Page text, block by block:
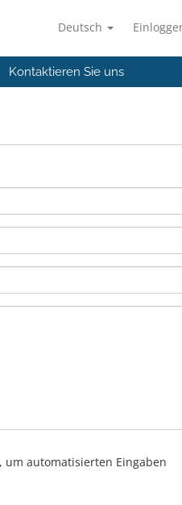
Deutsch
Kontaktieren Sie uns
um automatisierten Eingaben